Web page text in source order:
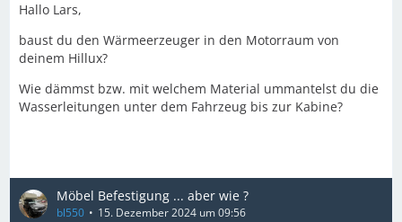
Hallo Lars,
baust du den Wärmeerzeuger in den Motorraum von
deinem Hillux?
Wie dämmst bzw. mit welchem Material ummantelst du die
Wasserleitungen unter dem Fahrzeug bis zur Kabine?
Möbel Befestigung ... aber wie ?
bl550 15. Dezember 2024 um 09:56